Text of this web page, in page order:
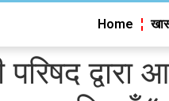
Home
परिषद